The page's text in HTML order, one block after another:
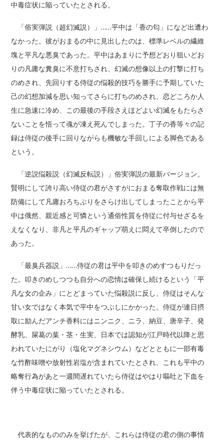
中毒症状に陥っていたとされる。
「俗実弾説（超幻滅説）」……平中は「香の匂」になど出遭わ
なかった。彼がおまるの中に見出したのは、標準レベルの繊維
塊と平凡な悪臭であった。平中はあまりに予想どおり狙いどお
りの凡庸な糞臭に不意打ちされ、幻滅の想像以上の打撃に打ち
のめされ、先回りする侍従の悩殺的技巧を勝手に予期していた
己の幻想加減を思い知ってさらに打ちのめされ、恋どころか人
生に急速に冷め、この最後の手段さえほどよい幻滅をもたらさ
ないことを悟って魂が凍え死んでしまった。丁子の香等々の記
録は侍従の後手に回りながらも機敏な手回しによる脚色である
という。
「逆説悩殺説（幻滅反転説）」俗実弾説の最新バージョン。
賢明にして誇り高い侍従の君がさすがにおまる奪取作戦には無
防備にして凡庸おろちぶりをさらけ出してしまったことから平
中は俄然、親近感と可憐という通俗性質を侍従に付与せざるを
えなくなり、非凡と平凡のギャップ萌えに悶えて卒倒したので
あった。
「最臭兵器説」……侍従の君は平中を叩きのめすつもりだっ
た。叩きのめしつつも自分への恋情は確保し続けるという「平
凡な女の企み」にとどまっていた悩殺説に反し、侍従はそんな
甘い女ではなく本気で平中をつぶしにかかった。侍従が連日摂
取に励んだアンチ香料にはニンニク、ニラ、納豆、唐辛子、発
酵乳、屎葛の葉・茎・生実、日本では認知が江戸時代以降と思
われていたにがり（塩化マグネシウム）などとともに一部有毒
な竹酢味噌や放射性岩塩が含まれていたとされ、これも平中の
略奪行為があと一週間遅れていたら侍従はやはり嘔吐と下血を
伴う中毒症状に陥っていたとされる。
代表的なもののみを挙げたが、これらは侍従の君の側の事情